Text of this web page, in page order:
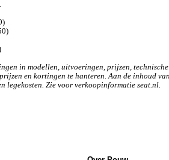
in modellen, uitvoeringen, prijzen,
en kortingen te hanteren. Aan de
legekosten. Zie voor verkoopinformatie seat.nl.